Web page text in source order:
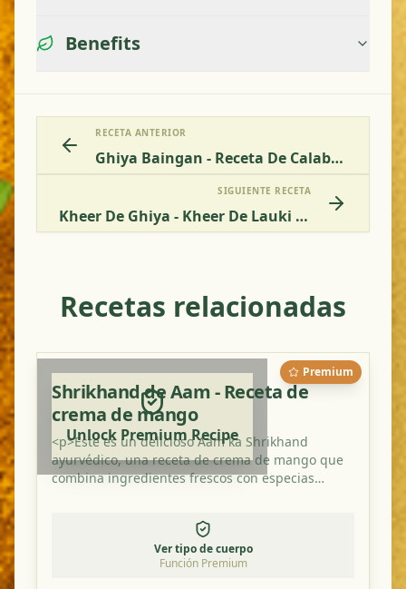
Benefits
RECETA ANTERIOR
Ghiya Baingan - Receta De Calabaza Con Berenjena
SIGUIENTE RECETA
Kheer De Ghiya - Kheer De Lauki - Pudín De Calabacín
Recetas relacionadas
Premium
Unlock Premium Recipe
Shrikhand de Aam - Receta de
crema de mango
<p>Este es un delicioso Aam ka Shrikhand
ayurvédico, una receta de crema de mango que
combina ingredientes frescos con especias
saludable y llena de sabor.</p>
Ver tipo de cuerpo
Función Premium